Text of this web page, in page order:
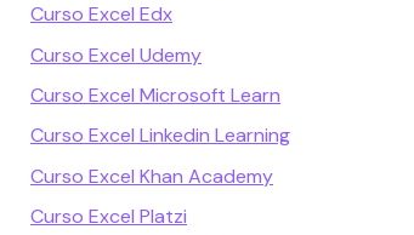
Curso Excel Edx
Curso Excel Udemy
Curso Excel Microsoft Learn
Curso Excel Linkedin Learning
Curso Excel Khan Academy
Curso Excel Platzi